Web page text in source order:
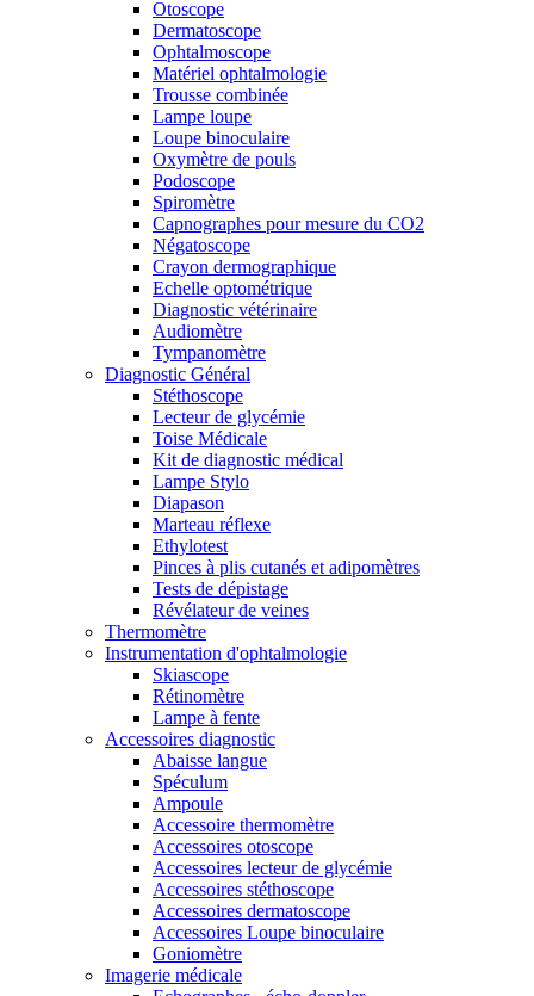
Otoscope
Dermatoscope
Ophtalmoscope
Matériel ophtalmologie
Trousse combinée
Lampe loupe
Loupe binoculaire
Oxymètre de pouls
Podoscope
Spiromètre
Capnographes pour mesure du CO2
Négatoscope
Crayon dermographique
Echelle optométrique
Diagnostic vétérinaire
Audiomètre
Tympanomètre
Diagnostic Général
Stéthoscope
Lecteur de glycémie
Toise Médicale
Kit de diagnostic médical
Lampe Stylo
Diapason
Marteau réflexe
Ethylotest
Pinces à plis cutanés et adipomètres
Tests de dépistage
Révélateur de veines
Thermomètre
Instrumentation d'ophtalmologie
Skiascope
Rétinomètre
Lampe à fente
Accessoires diagnostic
Abaisse langue
Spéculum
Ampoule
Accessoire thermomètre
Accessoires otoscope
Accessoires lecteur de glycémie
Accessoires stéthoscope
Accessoires dermatoscope
Accessoires Loupe binoculaire
Goniomètre
Imagerie médicale